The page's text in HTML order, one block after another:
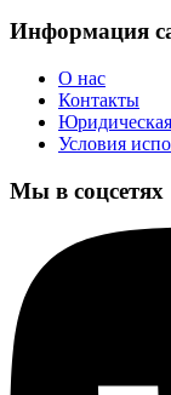
Информация
О нас
Контакты
Условия
Мы в соцсетях